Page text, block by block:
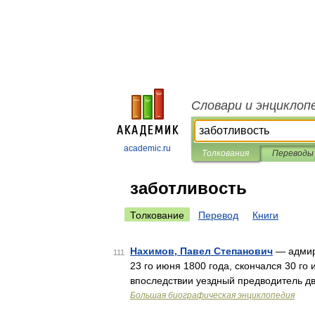
academic.ru
Словари и
Толкования Переводы
заботливость
Толкование Перевод Книги
111 Нахимов, Павел Степанович —
23 го июня 1800 года, скончался 30
впоследствии уездный предводитель
Большая биографическая энциклопедия